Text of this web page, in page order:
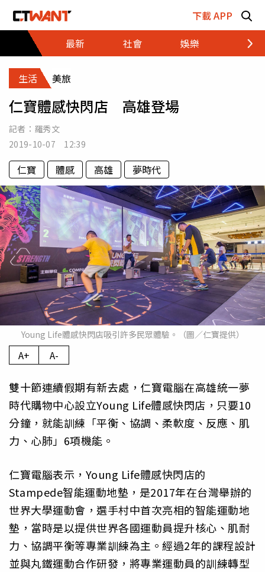
下載 APP
最新
社會 娛樂 財經
生活 美旅
仁寶體感快閃店 高雄登場
記者： 羅秀文
2019-10-07 12:39
仁寶 體感 高雄 夢時代
Young Life體感快閃店吸引許多民眾體驗。（圖／仁寶提供）
A+ A-
雙十節連續假期有新去處，仁寶電腦在高雄統一夢
時代購物中心設立Young Life體感快閃店，只要10
分鐘，就能訓練「平衡、協調、柔軟度、反應、肌
力、心肺」6項機能。
仁寶電腦表示，Young Life體感快閃店的
Stampede智能運動地墊，是2017年在台灣舉辦的
世界大學運動會，選手村中首次亮相的智能運動地
墊，當時是以提供世界各國運動員提升核心、肌耐
力、協調平衡等專業訓練為主。經過2年的課程設計
並與丸鐵運動合作研發，將專業運動員的訓練轉型